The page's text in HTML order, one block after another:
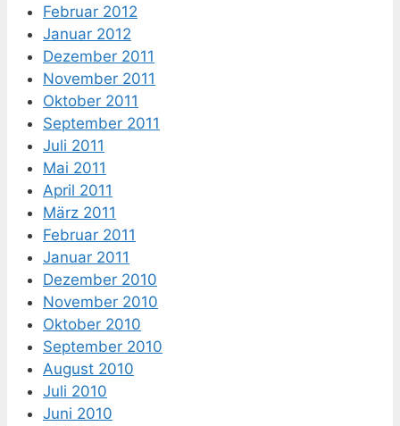
Februar 2012
Januar 2012
Dezember 2011
November 2011
Oktober 2011
September 2011
Juli 2011
Mai 2011
April 2011
März 2011
Februar 2011
Januar 2011
Dezember 2010
November 2010
Oktober 2010
September 2010
August 2010
Juli 2010
Juni 2010